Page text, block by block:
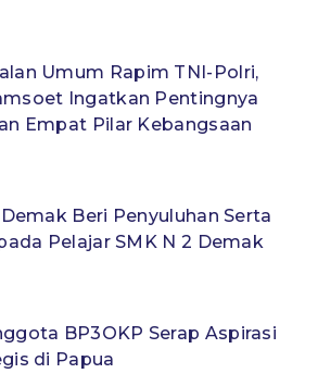
Umum Rapim TNI-Polri,
Ingatkan Pentingnya
Empat Pilar Kebangsaan
Beri Penyuluhan Serta
Pelajar SMK N 2 Demak
BP3OKP Serap Aspirasi
di Papua